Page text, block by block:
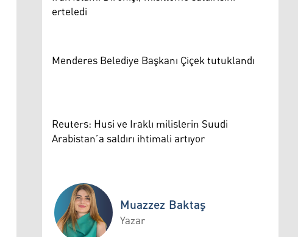
erteledi
Menderes Belediye Başkanı Çiçek tutuklandı
Reuters: Husi ve Iraklı milislerin Suudi
Arabistan’a saldırı ihtimali artıyor
Muazzez Baktaş
Yazar